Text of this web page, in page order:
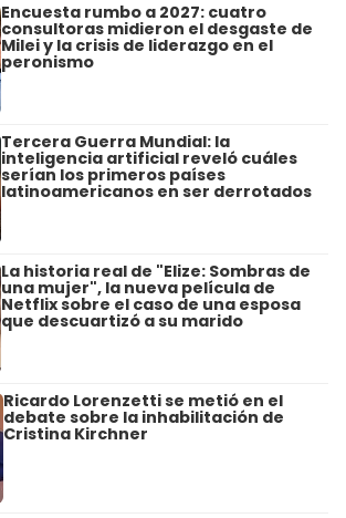
Encuesta rumbo a 2027: cuatro
consultoras midieron el desgaste de
Milei y la crisis de liderazgo en el
peronismo
Tercera Guerra Mundial: la
inteligencia artificial reveló cuáles
serían los primeros países
latinoamericanos en ser derrotados
La historia real de "Elize: Sombras de
una mujer", la nueva película de
Netflix sobre el caso de una esposa
que descuartizó a su marido
Ricardo Lorenzetti se metió en el
debate sobre la inhabilitación de
Cristina Kirchner